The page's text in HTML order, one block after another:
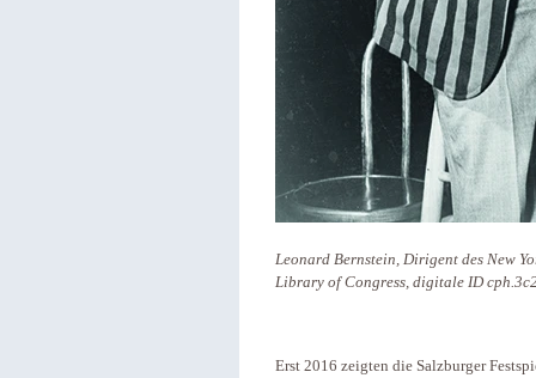
Leonard Bernstein, Dirigent des New
Library of Congress, digitale ID
Erst 2016 zeigten die Salzburger